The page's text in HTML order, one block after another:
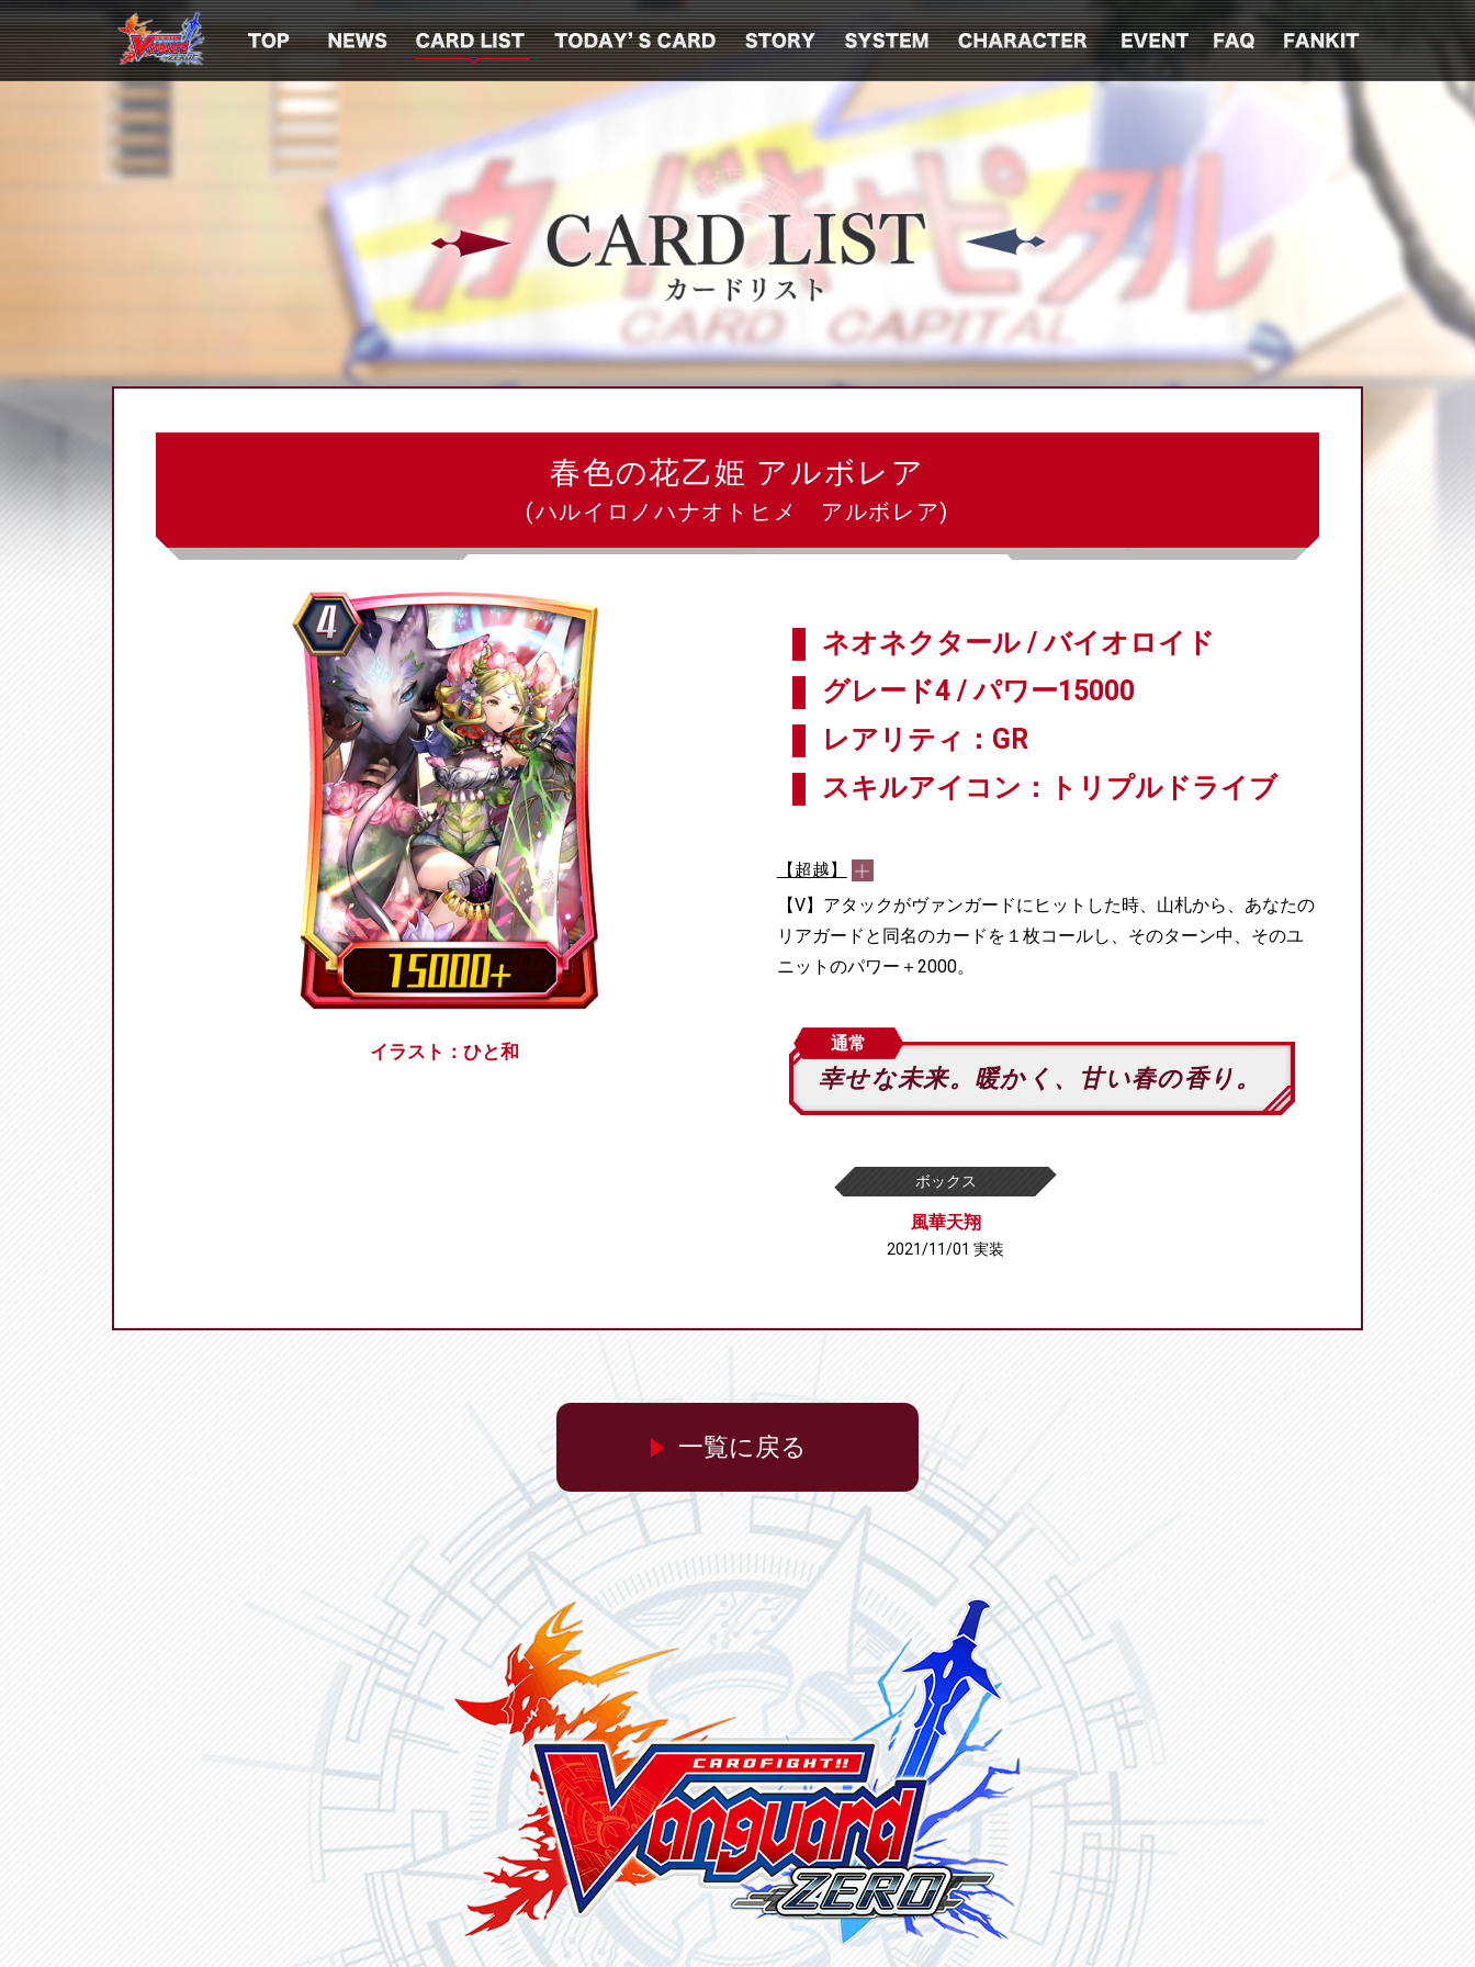
春色の花乙姫 アルボレア
(ハルイロノハナオトヒメ アルボレア)
イラスト：ひと和
ネオネクタール / バイオロイド
グレード4 / パワー15000
レアリティ：GR
スキルアイコン：トリプルドライブ
【超越】
【V】アタックがヴァンガードにヒットした時、山札から、あなたの
リアガードと同名のカードを１枚コールし、そのターン中、そのユ
ニットのパワー＋2000。
通常
幸せな未来。暖かく、甘い春の香り。
ボックス
風華天翔
2021/11/01 実装
一覧に戻る
ヴァンガード ZERO